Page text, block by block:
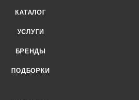
КАТАЛОГ
УСЛУГИ
БРЕНДЫ
ПОДБОРКИ